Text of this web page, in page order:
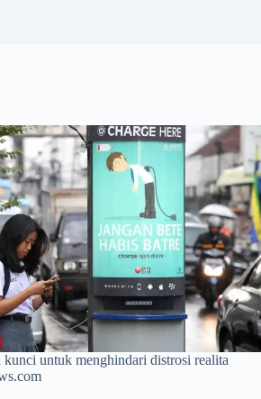
untuk menghindari distrosi realita